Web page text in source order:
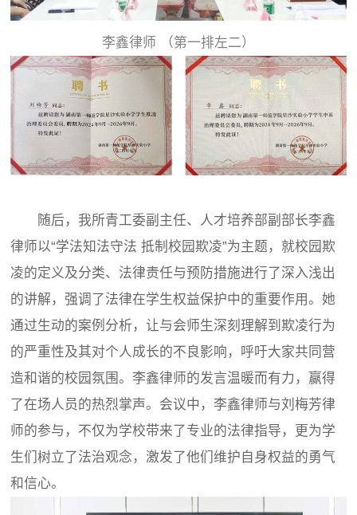
李鑫律师 （第一排左二）
随后，我所青工委副主任、人才培养部副部长李鑫
律师以“学法知法守法 抵制校园欺凌”为主题，就校园欺
凌的定义及分类、法律责任与预防措施进行了深入浅出
的讲解，强调了法律在学生权益保护中的重要作用。她
通过生动的案例分析，让与会师生深刻理解到欺凌行为
的严重性及其对个人成长的不良影响，呼吁大家共同营
造和谐的校园氛围。李鑫律师的发言温暖而有力，赢得
了在场人员的热烈掌声。会议中，李鑫律师与刘梅芳律
师的参与，不仅为学校带来了专业的法律指导，更为学
生们树立了法治观念，激发了他们维护自身权益的勇气
和信心。